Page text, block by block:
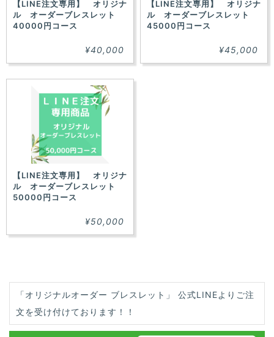
【LINE注文専用】 オリジナ
ル オーダーブレスレット
40000円コース
¥40,000
【LINE注文専用】 オリジナ
ル オーダーブレスレット
45000円コース
¥45,000
【LINE注文専用】 オリジナ
ル オーダーブレスレット
50000円コース
¥50,000
「オリジナルオーダー ブレスレット」 公式LINEよりご注
文を受け付けております！！